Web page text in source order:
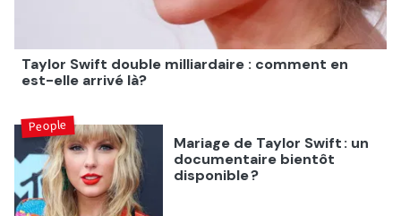
Taylor Swift double milliardaire : comment en
est-elle arrivé là?
Mariage de Taylor Swift : un
documentaire bientôt
disponible ?
People